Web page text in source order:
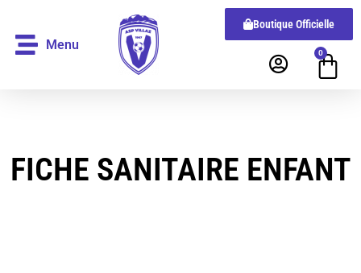
Menu
Boutique Officielle
0
FICHE SANITAIRE ENFANT